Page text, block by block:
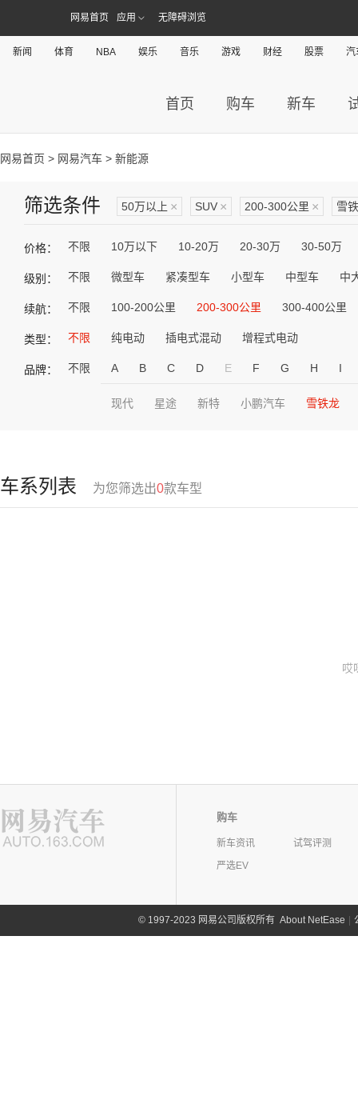
网易首页 应用 无障碍浏览
新闻 体育 NBA 娱乐 音乐 游戏 财经 股票 汽
首页 购车 新车
网易首页 > 网易汽车 > 新能源
筛选条件 50万以上 × SUV × 200-300公里 × 雪
价格： 不限 10万以下 10-20万 20-30万 30-50万
级别： 不限 微型车 紧凑型车 小型车 中型车 中
续航： 不限 100-200公里 200-300公里 300-400公里
类型： 不限 纯电动 插电式混动 增程式电动
品牌： 不限 A B C D E F G H I
现代 星途 新特 小鹏汽车 雪铁龙
车系列表 为您筛选出0款车型
哎
购车
新车资讯
试驾评测
严选EV
©1997-2023 网易公司版权所有 About NetEase